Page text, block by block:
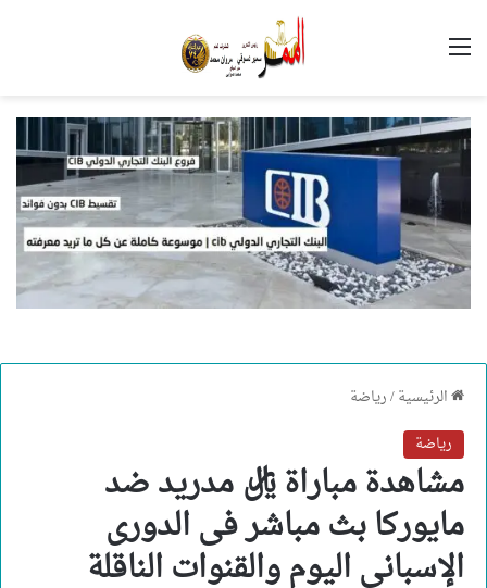
القائمة
الرئيسية/رياضة
رياضة
مشاهدة مباراة ريال مدريد ضد
مايوركا بث مباشر فى الدورى
الإسباني اليوم والقنوات الناقلة